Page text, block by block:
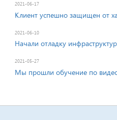
2021-06-17
Клиент успешно защищен от
2021-06-10
Начали отладку
2021-05-27
Мы прошли обучение по